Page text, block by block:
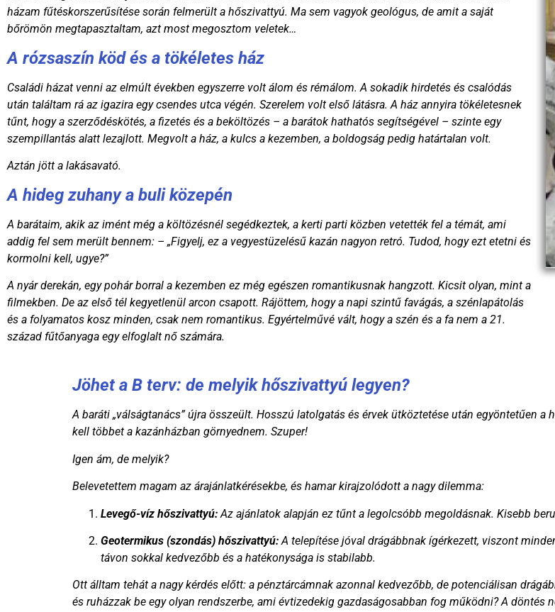
házam fűtéskorszerűsítése során felmerült a hőszivattyú. Ma sem vagyok geológus, de amit a saját
bőrömön megtapasztaltam, azt most megosztom veletek…
A rózsaszín köd és a tökéletes ház
Családi házat venni az elmúlt években egyszerre volt álom és rémálom. A sokadik hirdetés és csalódás
után találtam rá az igazira egy csendes utca végén. Szerelem volt első látásra. A ház annyira tökéletesnek
tűnt, hogy a szerződéskötés, a fizetés és a beköltözés – a barátok hathatós segítségével – szinte egy
szempillantás alatt lezajlott. Megvolt a ház, a kulcs a kezemben, a boldogság pedig határtalan volt.
Aztán jött a lakásavató.
A hideg zuhany a buli közepén
A barátaim, akik az imént még a költözésnél segédkeztek, a kerti parti közben vetették fel a témát, ami
addig fel sem merült bennem: – „Figyelj, ez a vegyestüzelésű kazán nagyon retró. Tudod, hogy ezt etetni és
kormolni kell, ugye?”
A nyár derekán, egy pohár borral a kezemben ez még egészen romantikusnak hangzott. Kicsit olyan, mint a
filmekben. De az első tél kegyetlenül arcon csapott. Rájöttem, hogy a napi szintű favágás, a szénlapátolás
és a folyamatos kosz minden, csak nem romantikus. Egyértelművé vált, hogy a szén és a fa nem a 21.
század fűtőanyaga egy elfoglalt nő számára.
Jöhet a B terv: de melyik hőszivattyú legyen?
A baráti „válságtanács” újra összeült. Hosszú latolgatás és érvek ütköztetése után egyöntetűen
kell többet a kazánházban görnyednem. Szuper!
Igen ám, de melyik?
Belevetettem magam az árajánlatkérésekbe, és hamar kirajzolódott a nagy dilemma:
Levegő-víz hőszivattyú: Az ajánlatok alapján ez tűnt a legolcsóbb megoldásnak. Kisebb
Geotermikus (szondás) hőszivattyú:A telepítése jóval drágábbnak ígérkezett, viszont
távon sokkal kedvezőbb és a hatékonysága is stabilabb.
Ott álltam tehát a nagy kérdés előtt: a pénztárcámnak azonnal kedvezőbb, de potenciálisan
és ruházzak be egy olyan rendszerbe, ami évtizedekig gazdaságosabban fog működni? A döntés